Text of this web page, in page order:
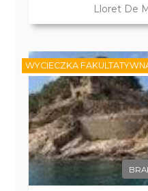
Lloret De
WYCIECZKA